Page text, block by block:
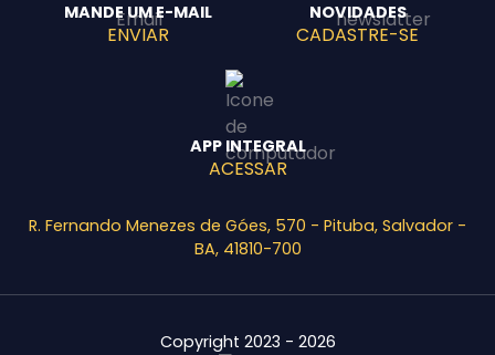
MANDE UM E-MAIL
ENVIAR
NOVIDADES
CADASTRE-SE
APP INTEGRAL
ACESSAR
R. Fernando Menezes de Góes, 570 - Pituba, Salvador -
BA, 41810-700
Copyright 2023 - 2026